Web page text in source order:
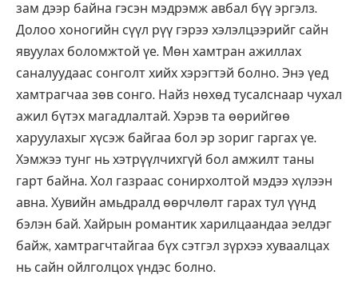
зам дээр байна гэсэн мэдрэмж авбал бүү эргэлз.
Долоо хоногийн сүүл рүү гэрээ хэлэлцээрийг сайн
явуулах боломжтой үе. Мөн хамтран ажиллах
саналуудаас сонголт хийх хэрэгтэй болно. Энэ үед
хамтрагчаа зөв сонго. Найз нөхөд тусалснаар чухал
ажил бүтэх магадлалтай. Хэрэв та өөрийгөө
харуулахыг хүсэж байгаа бол эр зориг гаргах үе.
Хэмжээ тунг нь хэтрүүлчихгүй бол амжилт таны
гарт байна. Хол газраас сонирхолтой мэдээ хүлээн
авна. Хувийн амьдралд өөрчлөлт гарах тул үүнд
бэлэн бай. Хайрын романтик харилцаандаа эелдэг
байж, хамтрагчтайгаа бүх сэтгэл зүрхээ хуваалцах
нь сайн ойлголцох үндэс болно.